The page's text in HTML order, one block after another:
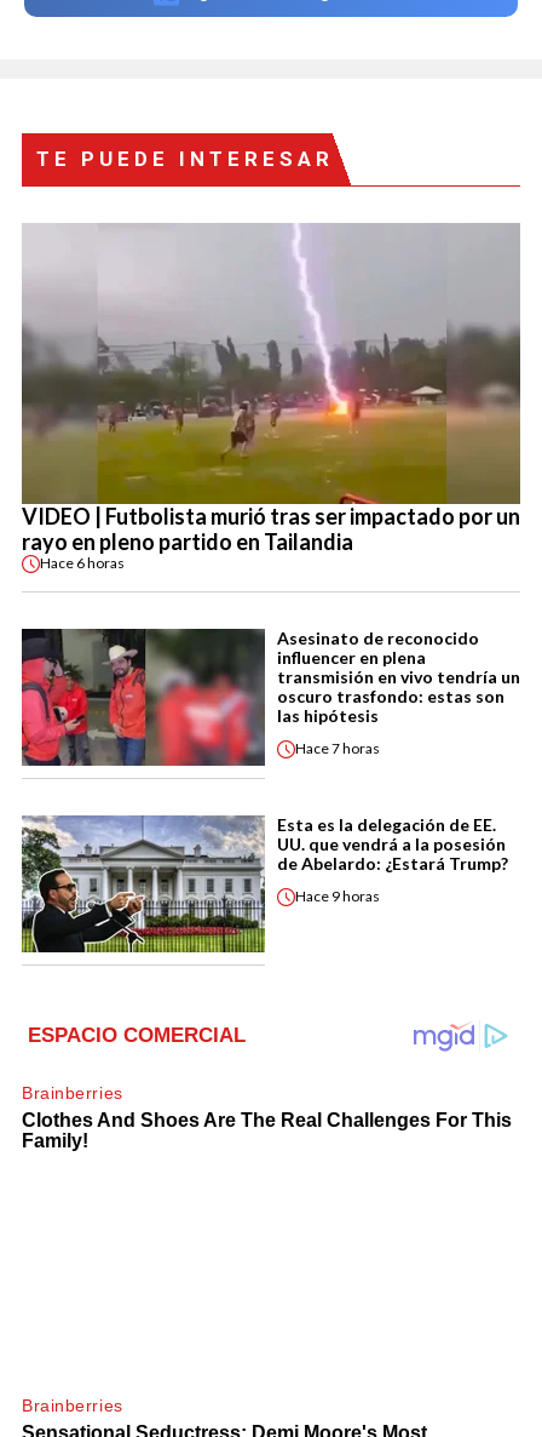
TE PUEDE INTERESAR
VIDEO | Futbolista murió tras ser impactado por un
rayo en pleno partido en Tailandia
Hace 6 horas
Asesinato de reconocido
influencer en plena
transmisión en vivo tendría un
oscuro trasfondo: estas son
las hipótesis
Hace7 horas
Esta es la delegación de EE.
UU. que vendrá a la posesión
de Abelardo: ¿Estará Trump?
Hace 9 horas